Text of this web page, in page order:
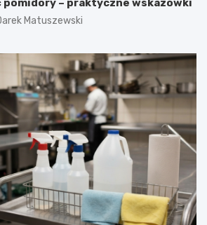
pomidory – praktyczne wskazówki
Matuszewski